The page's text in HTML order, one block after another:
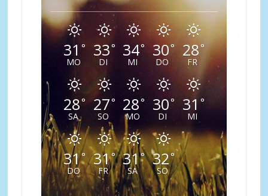
31 °
MO
33°
DI
34°
MI
30°
DO
28°
FR
28°
SA
27°
SO
28°
MO
30°
DI
31°
MI
31°
DO
31°
FR
31°
SA
32°
SO